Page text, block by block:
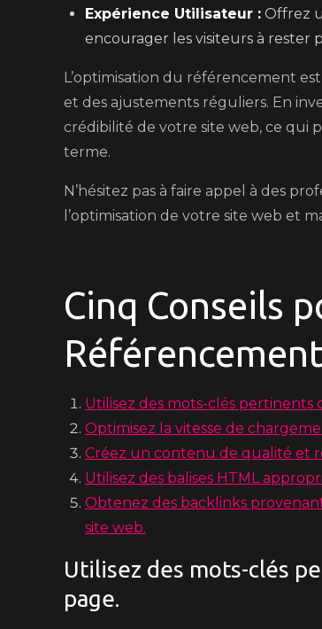
Expérience Utilisateur : Offrez
encourager les visiteurs à rester
L’optimisation du référencement
et des ajustements réguliers. En
crédibilité de votre site web, ce qui
terme.
N’hésitez pas à faire appel à des
l’optimisation de votre site web et
Cinq Conseils
Utilisez des mots-clés pertinents
Optimisez la vitesse de
Créez un contenu de qualité et
Utilisez des balises HTML
Obtenez des backlinks
site web.
Utilisez des mots-clés
page.